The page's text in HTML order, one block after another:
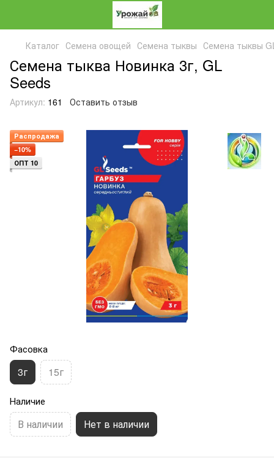
Каталог Семена овощей Семена тыквы Семена тыквы
Семена тыква Новинка 3г, GL
Seeds
Артикул: 161 Оставить отзыв
Распродажа
−10%
ОПТ 10
Фасовка
3г 15г
Наличие
В наличии Нет в наличии